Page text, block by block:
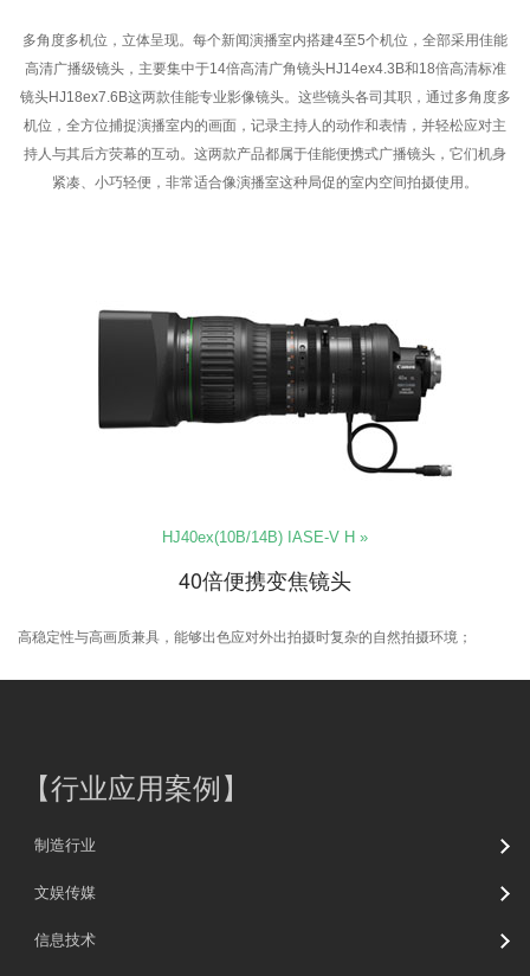
多角度多机位，立体呈现。每个新闻演播室内搭建4至5个机位，全部采用佳能
高清广播级镜头，主要集中于14倍高清广角镜头HJ14ex4.3B和18倍高清标准
镜头HJ18ex7.6B这两款佳能专业影像镜头。这些镜头各司其职，通过多角度多
机位，全方位捕捉演播室内的画面，记录主持人的动作和表情，并轻松应对主
持人与其后方荧幕的互动。这两款产品都属于佳能便携式广播镜头，它们机身
紧凑、小巧轻便，非常适合像演播室这种局促的室内空间拍摄使用。
HJ40ex(10B/14B) IASE-V H »
40倍便携变焦镜头
高稳定性与高画质兼具，能够出色应对外出拍摄时复杂的自然拍摄环境；
【行业应用案例】
制造行业
文娱传媒
信息技术